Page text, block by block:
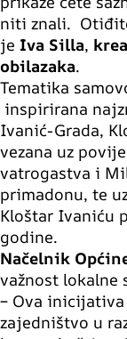
niti znali.
je Iva Silla,
obilazaka.
Tematika
inspirirana
Ivanić-Grada,
vezana uz
vatrogastva i
primadonu, te
Kloštar Ivaniću
godine.
Načelnik
važnost lokalne
– Ova
zajedništvo u